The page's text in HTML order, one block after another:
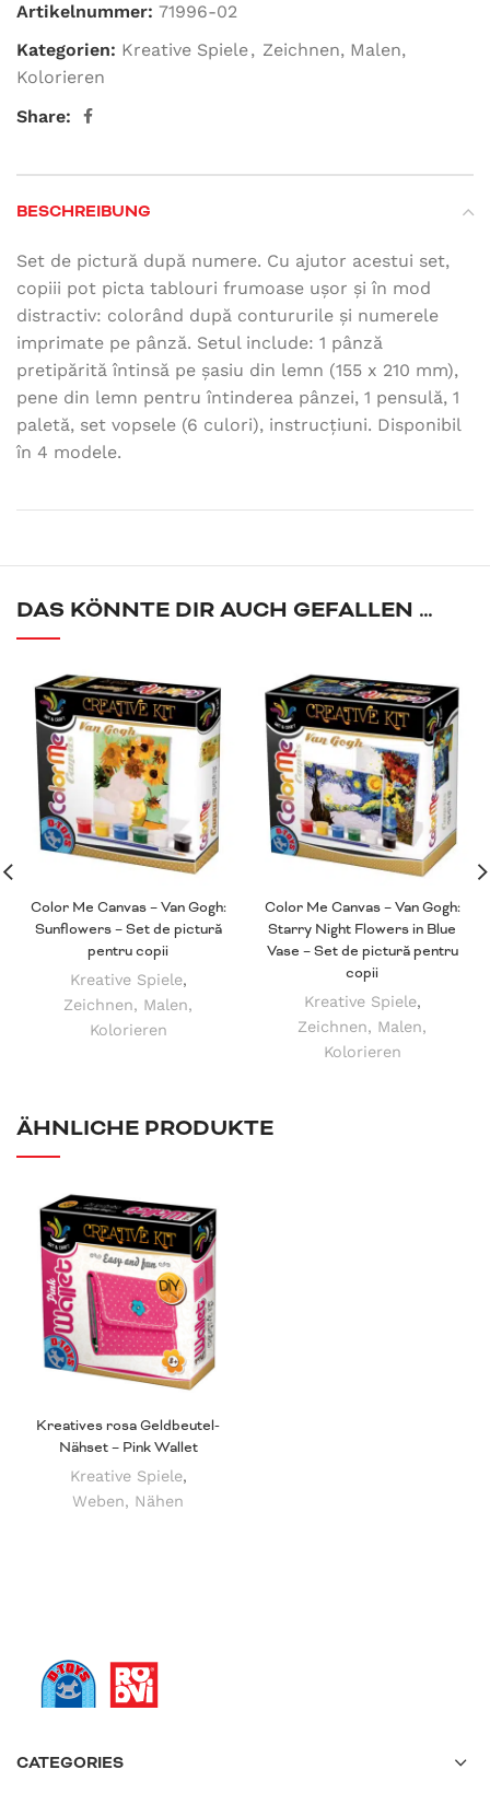
Artikelnummer: 71996-02
Kategorien: Kreative Spiele, Zeichnen, Malen,
Kolorieren
Share:
BESCHREIBUNG
Set de pictură după numere. Cu ajutor acestui set,
copiii pot picta tablouri frumoase ușor și în mod
distractiv: colorând după contururile și numerele
imprimate pe pânză. Setul include: 1 pânză
pretipărită întinsă pe șasiu din lemn (155 x 210 mm),
pene din lemn pentru întinderea pânzei, 1 pensulă, 1
paletă, set vopsele (6 culori), instrucțiuni. Disponibil
în 4 modele.
DAS KÖNNTE DIR AUCH GEFALLEN …
Color Me Canvas – Van Gogh:
Sunflowers – Set de pictură
pentru copii
Kreative Spiele,
Zeichnen, Malen,
Kolorieren
Color Me Canvas – Van Gogh:
Starry Night Flowers in Blue
Vase – Set de pictură pentru
copii
Kreative Spiele,
Zeichnen, Malen,
Kolorieren
ÄHNLICHE PRODUKTE
Kreatives rosa Geldbeutel-
Nähset – Pink Wallet
Kreative Spiele,
Weben, Nähen
CATEGORIES